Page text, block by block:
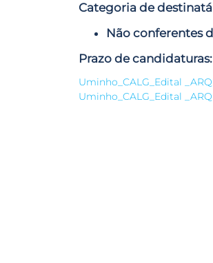
Categoria de
Não conferentes
Prazo de
Uminho_CALG_Edital
Uminho_CALG_Edital